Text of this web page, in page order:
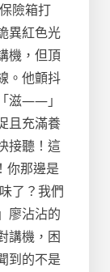
險箱打
異紅色光
機，但頂
。他顫抖
滋——」
且充滿養
接聽！這
你那邊是
了？我們
廖沾沾的
講機，困
到的不是